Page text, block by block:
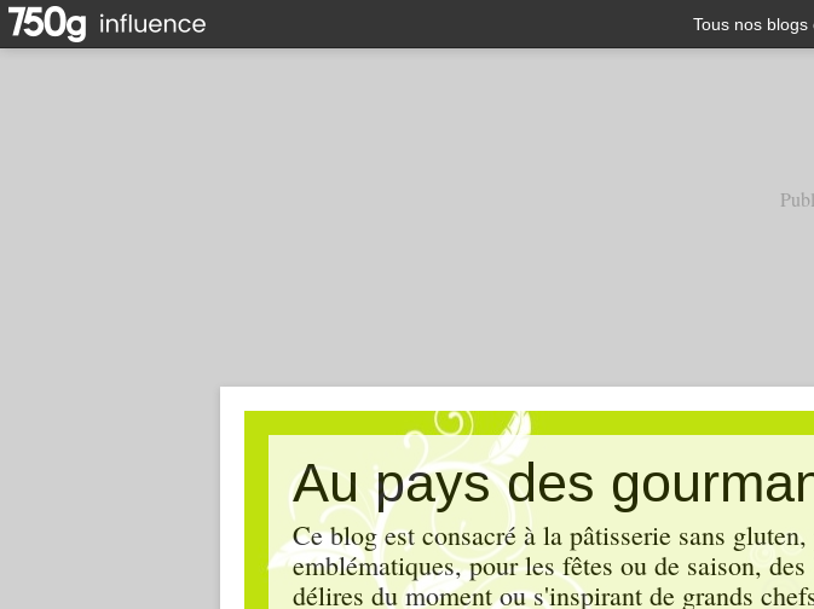
Tous nos blogs
Au pays des
Ce blog est consacré à la pâtisserie sans
emblématiques, pour les fêtes ou de saison,
délires du moment ou s'inspirant de grands